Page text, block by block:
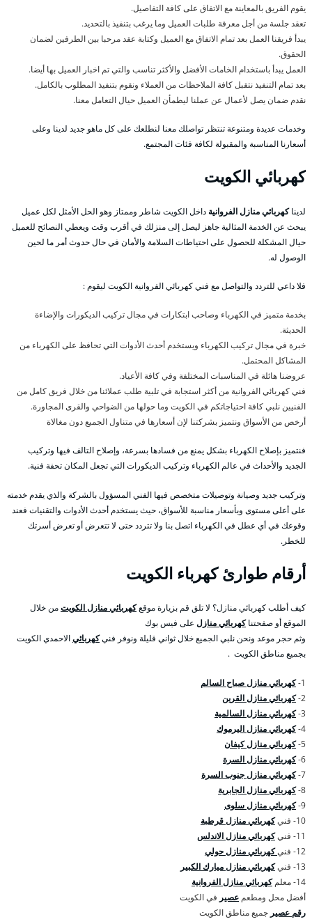
يقوم الفريق بالمعاينة مع الاتفاق على كافة التفاصيل.
تعقد جلسة من أجل معرفة طلبات العميل وما يرغب بتنفيذ بالتحديد.
يبدأ فريقنا العمل بعد تمام الاتفاق مع العميل وكتابة عقد مرحبا بين الطرفين لضمان
الحقوق.
العمل يبدأ باستخدام الخامات الأفضل والأكثر تناسب والتي تم اخبار العميل بها أيضا.
بعد تمام التنفيذ نتقبل كافة الملاحظات من العملاء ونقوم بتنفيذ المطلوب بالكامل.
نقدم ضمان يصل لأعمال عن عملنا ليطمأن العميل حيال التعامل معنا.
وخدمات عديدة ومتنوعة تنتظر تواصلك معنا لنطلعك على كل ماهو جديد لدينا وعلى
أسعارنا المناسبة والمقبولة لكافة فئات المجتمع.
كهربائي الكويت
لديناكهربائي منازل الفروانية داخل الكويت شاطر وممتاز وهو الحل الأمثل لكل عميل
يبحث عن الخدمة المثالية جاهز ليصل إلى منزلك في أقرب وقت ويعطي النصائح للعميل
حيال المشكلة للحصول على احتياطات السلامة والأمان في حال حدوث أمر ما لحين
الوصول له.
فلا داعي للتردد والتواصل مع فني كهربائي الفروانية الكويت ليقوم :
بخدمة متميز في الكهرباء وصاحب ابتكارات في مجال تركيب الديكورات والإضاءة
الحديثة.
خبرة في مجال تركيب الكهرباء ويستخدم أحدث الأدوات التي تحافظ على الكهرباء من
المشاكل المحتمل.
عروضنا هائلة في المناسبات المختلفة وفي كافة الأعياد.
فني كهربائي الفروانية من أكثر استجابة في تلبية طلب عملائنا من خلال فريق كامل من
الفنيين نلبي كافة احتياجاتكم في الكويت وما حولها من الضواحي والقرى المجاورة.
أرخص من الأسواق ونتميز بشركتنا لإن أسعارها في متناول الجميع دون مغالاة
فنتميز بإصلاح الكهرباء بشكل يمنع من فسادها بسرعة، وإصلاح التالف فيها وتركيب
الجديد والأحداث في عالم الكهرباء وتركيب الديكورات التي تجعل المكان تحفة فنية.
وتركيب جديد وصيانة وتوصيلات متخصص فيها الفني المسؤول بالشركة والذي يقدم خدمته
على أعلى مستوى وبأسعار مناسبة للأسواق، حيث يستخدم أحدث الأدوات والتقنيات فعند
وقوعك في أي عطل في الكهرباء اتصل بنا ولا تتردد حتى لا تتعرض أو تعرض أسرتك
للخطر.
أرقام طوارئ كهرباء الكويت
كيف أطلب كهربائي منازل؟ لا تلق قم بزيارة موقعكهربائي منازل الكويتمن خلال
الموقع أو صفحتناكهربائي منازل على فيس بوك
وثم حجر موعد ونحن نلبي الجميع خلال ثواني قليلة ونوفر فنيكهربائيالاحمدي الكويت
بجميع مناطق الكويت .
1- كهربائي منازل صباح السالم
2- كهربائي منازل القرين
3- كهربائي منازل السالمية
4- كهربائي منازل اليرموك
5- كهربائي منازل كيفان
6- كهربائي منازل السرة
7- كهربائي منازل جنوب السرة
8- كهربائي منازل الجابرية
9- كهربائي منازل سلوى
10- فني
كهربائي منازل قرطبة
11- فني
كهربائي منازل الاندلس
12- فني
كهربائي منازل حولي
13- فني
كهربائي منازل ميارك الكبير
14- معلم
كهربائي منازل الفروانية
أفضل محل ومطعم عصير في الكويت
رقم عصير جميع مناطق الكويت